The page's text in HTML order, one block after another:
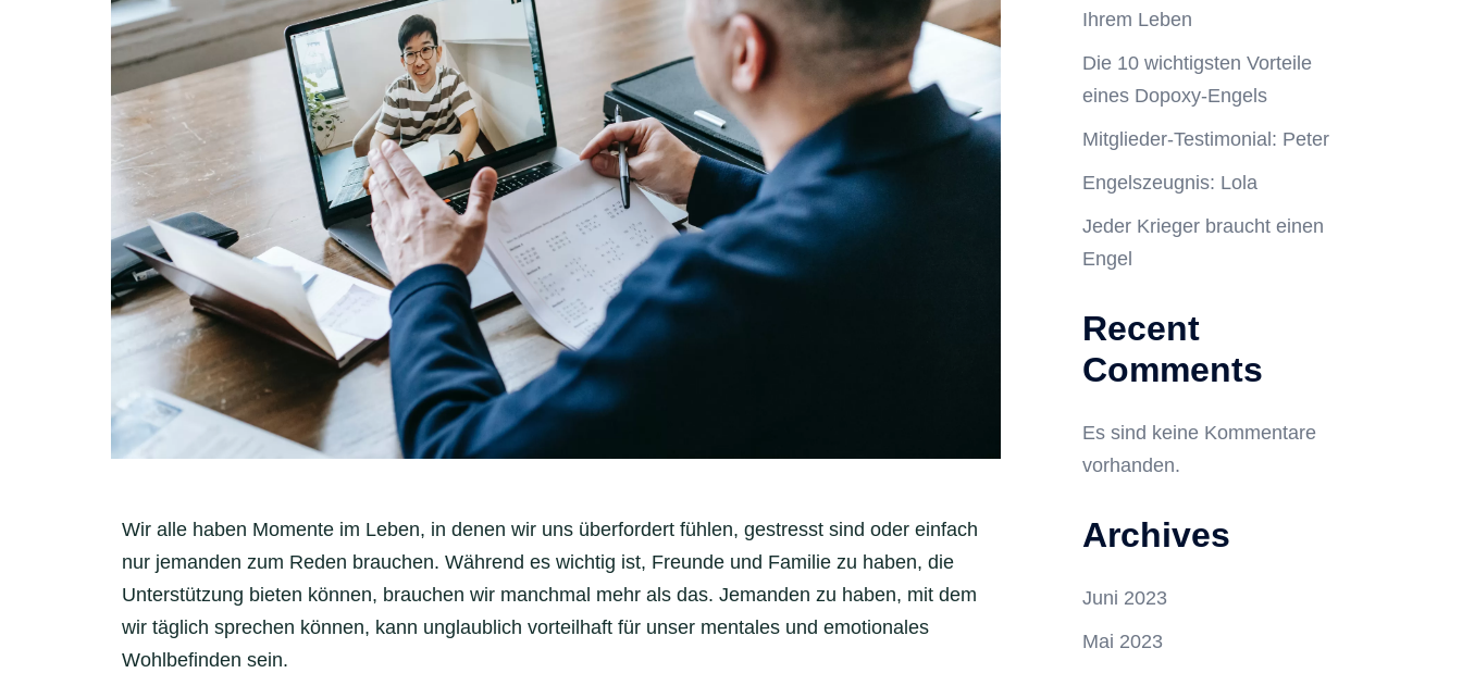
Wir alle haben Momente im Leben, in denen wir uns überfordert fühlen, gestresst sind oder einfach
nur jemanden zum Reden brauchen. Während es wichtig ist, Freunde und Familie zu haben, die
Unterstützung bieten können, brauchen wir manchmal mehr als das. Jemanden zu haben, mit dem
wir täglich sprechen können, kann unglaublich vorteilhaft für unser mentales und emotionales
Wohlbefinden sein.
Ihrem Leben
Die 10 wichtigsten Vorteile
eines Dopoxy-Engels
Mitglieder-Testimonial: Peter
Engelszeugnis: Lola
Jeder Krieger braucht einen
Engel
Recent
Comments
Es sind keine Kommentare
vorhanden.
Archives
Juni 2023
Mai 2023